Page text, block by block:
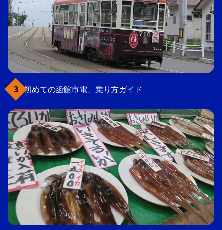
初めての函館市電、乗り方ガイド